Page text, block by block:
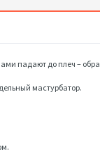
падают до плеч –
мастурбатор.